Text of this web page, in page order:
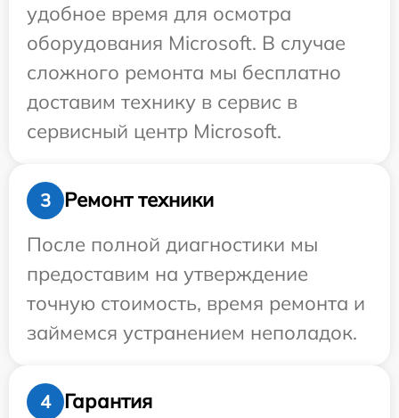
удобное время для осмотра
оборудования Microsoft. В случае
сложного ремонта мы бесплатно
доставим технику в сервис в
сервисный центр Microsoft.
3
Ремонт техники
После полной диагностики мы
предоставим на утверждение
точную стоимость, время ремонта и
займемся устранением неполадок.
4
Гарантия